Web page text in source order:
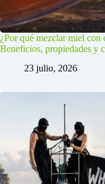
¿Por qué mezclar miel con
Beneficios, propiedades y
23 julio, 2026